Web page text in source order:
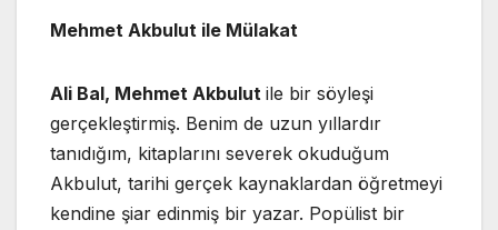
Mehmet Akbulut ile Mülakat
Ali Bal, Mehmet Akbulut ile bir söyleşi
gerçekleştirmiş. Benim de uzun yıllardır
tanıdığım, kitaplarını severek okuduğum
Akbulut, tarihi gerçek kaynaklardan öğretmeyi
kendine şiar edinmiş bir yazar. Popülist bir